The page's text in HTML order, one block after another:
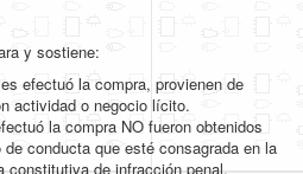
y sostiene:
efectuó la compra, provienen de
actividad o negocio lícito.
la compra NO fueron obtenidos
conducta que esté consagrada en la
constitutiva de infracción penal.